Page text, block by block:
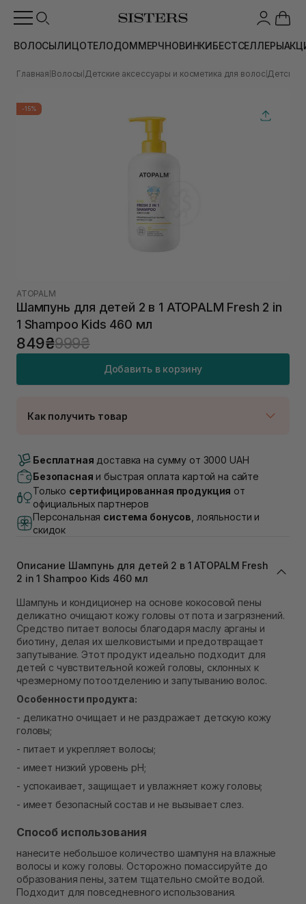
ВОЛОСЫЛИЦОТЕЛОДОММЕРЧНОВИНКИБЕСТСЕЛЛЕРЫ
Главная Волосы Детские аксессуары и косметика для волос Детский
-15%
ATOPALM
Шампунь для детей 2 в 1 ATOPALM Fresh 2 in
1 Shampoo Kids 460 мл
849₴999₴
Добавить в корзину
Как получить товар
Нет в наличии!
Самовывоз г. Луцк, Винниченка 4
Самовывоз г. Львов, ул. Академика Подстригача,
1В (Duck's Lake)
Нет в наличии!
Самовывоз Львов (Ивана Франко 36)
Самовывоз г. Львов ул. Степана Бандеры 43
В наличии
Нет в наличии!
Самовывоз г. Ровно, ул. Кулика и Гудачека 23 (ТЦ
Экватор)
Нет в наличии!
Бесплатная доставка на сумму от 3000 UAH
Безопасная и быстрая оплата картой на сайте
Только сертифицированная продукция от
официальных партнеров
Персональная система бонусов , лояльности и
скидок
Описание Шампунь для детей 2 в 1 ATOPALM Fresh
2 in 1 Shampoo Kids 460 мл
Шампунь и кондиционер на основе кокосовой пены
деликатно очищают кожу головы от пота и загрязнений.
Средство питает волосы благодаря маслу арганы и
биотину, делая их шелковистыми и предотвращает
запутывание. Этот продукт идеально подходит для
детей с чувствительной кожей головы, склонных к
чрезмерному потоотделению и запутыванию волос.
Особенности продукта:
- деликатно очищает и не раздражает детскую кожу
головы;
- питает и укрепляет волосы;
- имеет низкий уровень pH;
- успокаивает, защищает и увлажняет кожу головы;
- имеет безопасный состав и не вызывает слез.
Способ использования
нанесите небольшое количество шампуня на влажные
волосы и кожу головы. Осторожно помассируйте до
образования пены, затем тщательно смойте водой.
Подходит для повседневного использования.